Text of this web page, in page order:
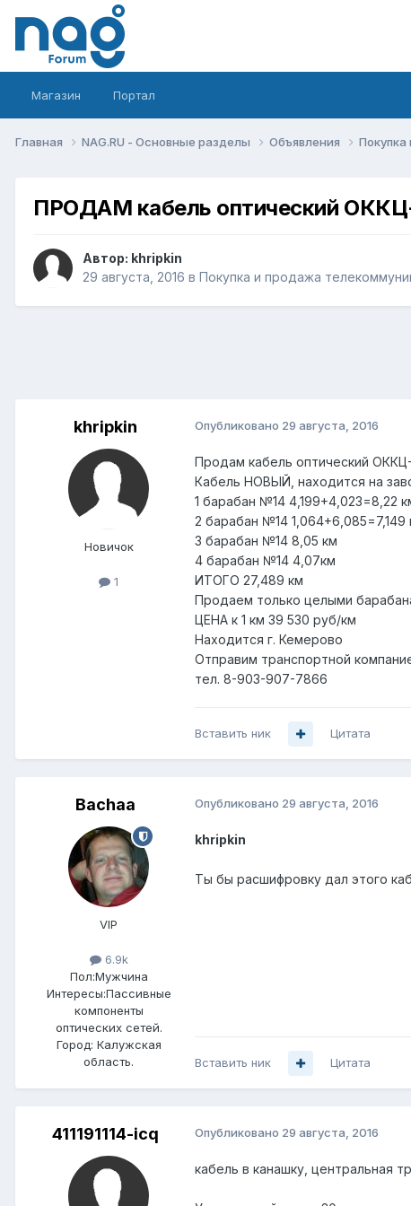
Магазин Портал
Главная NAG.RU - Основные разделы Объявления
ПРОДАМ кабель оптический
Автор: khripkin
29 августа, 2016 в Покупка и продажа
khripkin
Новичок
1
Опубликовано 29 августа, 2016
Продам кабель оптический
Кабель НОВЫЙ, находится на
1 барабан №14 4,199+4,023=8,22
2 барабан №14 1,064+6,085=7,149
3 барабан №14 8,05 км
4 барабан №14 4,07км
ИТОГО 27,489 км
Продаем только целыми
ЦЕНА к 1 км 39 530 руб/км
Находится г. Кемерово
Отправим транспортной
тел. 8-903-907-7866
Вставить ник Цитата
Bachaa
VIP
6.9k
Пол:Мужчина
Интересы:Пассивные
компоненты
оптических сетей.
Город: Калужская
область.
Опубликовано 29 августа, 2016
khripkin
Ты бы расшифровку дал этого
Вставить ник Цитата
411191114-icq Опубликовано 29 августа, 2016
кабель в канашку, центральная